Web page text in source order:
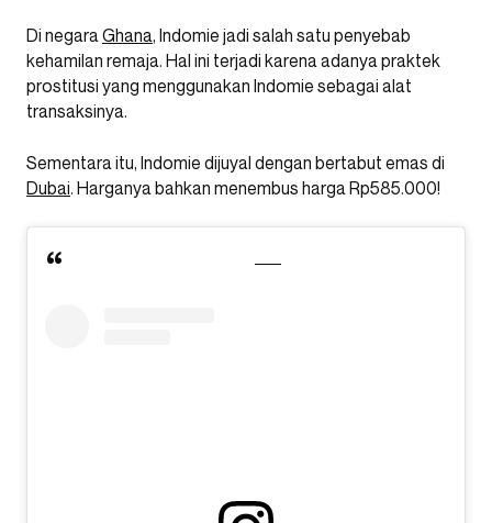
Di negara Ghana, Indomie jadi salah satu penyebab
kehamilan remaja. Hal ini terjadi karena adanya praktek
prostitusi yang menggunakan Indomie sebagai alat
transaksinya.
Sementara itu, Indomie dijuyal dengan bertabut emas di
Dubai. Harganya bahkan menembus harga Rp585.000!